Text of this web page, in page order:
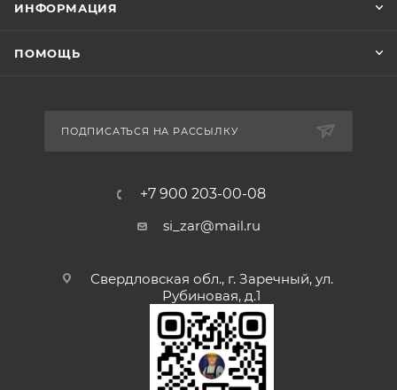
ИНФОРМАЦИЯ
ПОМОЩЬ
ПОДПИСАТЬСЯ НА РАССЫЛКУ
+7 900 203-00-08
si_zar@mail.ru
Свердловская обл., г. Заречный, ул.
Рубиновая, д.1